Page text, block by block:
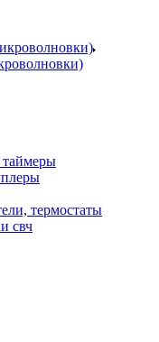
таймеры
термостаты
свч